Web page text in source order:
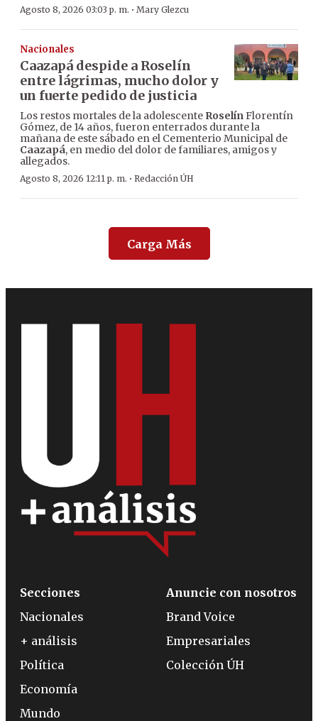
Agosto 8, 2026 03:03 p. m. · Mary Glezcu
Nacionales
Caazapá despide a Roselín
entre lágrimas, mucho dolor y
un fuerte pedido de justicia
Los restos mortales de la adolescente RoselínFlorentín
Gómez, de 14 años, fueron enterrados durante la
mañana de este sábado en el Cementerio Municipal de
Caazapá, en medio del dolor de familiares, amigos y
allegados.
Agosto 8, 2026 12:11 p. m. · Redacción ÚH
Carga Más
Secciones
Nacionales
+ análisis
Política
Economía
Mundo
Anuncie con nosotros
Brand Voice
Empresariales
Colección ÚH